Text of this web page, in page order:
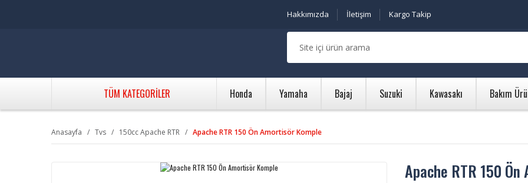
Hakkımızda İletişim Kargo Takip
TÜM KATEGORİLER Honda Yamaha Bajaj Suzuki Kawasakı Bakım
Anasayfa Tvs 150cc Apache RTR Apache RTR 150 Ön Amortisör Komple
Apache RTR 150